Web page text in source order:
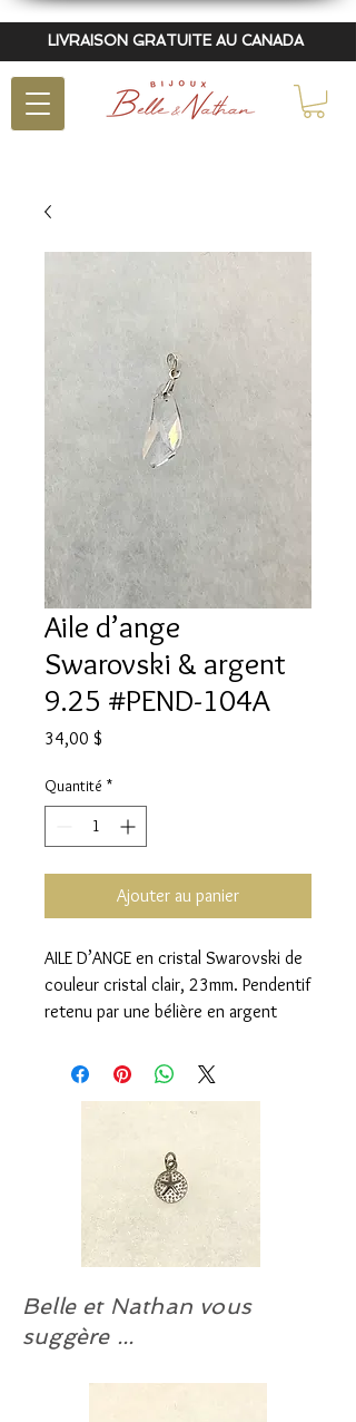
LIVRAISON GRATUITE AU CANADA
Aile d’ange
Swarovski & argent
9.25 #PEND-104A
34,00 $
Quantité *
Ajouter au panier
AILE D’ANGE en cristal Swarovski de
couleur cristal clair, 23mm. Pendentif
retenu par une bélière en argent
à notre atelier. Chaîne non comprise.
Chaîne suggérée:
#CHAÎNE-AR-ALT-45. (Argent d’Italie
Choisissez votre longueur; de 14 à
30 pouces.
suggérées :
#BO-87A, #BO-280A.
Boucles d’oreilles EN INOX
Belle et Nathan vous
suggère ...